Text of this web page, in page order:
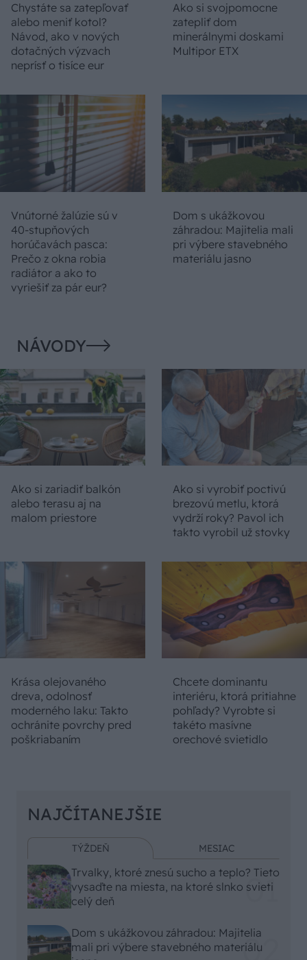
Chystáte sa zatepľovať
alebo meniť kotol?
Návod, ako v nových
dotačných výzvach
neprísť o tisíce eur
Ako si svojpomocne
zatepliť dom
minerálnymi doskami
Multipor ETX
Vnútorné žalúzie sú v
40-stupňových
horúčavách pasca:
Prečo z okna robia
radiátor a ako to
vyriešiť za pár eur?
Dom s ukážkovou
záhradou: Majitelia mali
pri výbere stavebného
materiálu jasno
NÁVODY
Ako si zariadiť balkón
alebo terasu aj na
malom priestore
Ako si vyrobiť poctivú
brezovú metlu, ktorá
vydrží roky? Pavol ich
takto vyrobil už stovky
Krása olejovaného
dreva, odolnosť
moderného laku: Takto
ochránite povrchy pred
poškriabaním
Chcete dominantu
interiéru, ktorá pritiahne
pohľady? Vyrobte si
takéto masívne
orechové svietidlo
NAJČÍTANEJŠIE
TÝŽDEŇ MESIAC
Trvalky, ktoré znesú sucho a teplo? Tieto
vysaďte na miesta, na ktoré slnko svieti
celý deň
Dom s ukážkovou záhradou: Majitelia
mali pri výbere stavebného materiálu